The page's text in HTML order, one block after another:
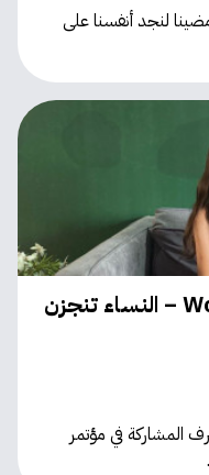
لنجد أنفسنا على
مؤتمر Women Deliver 2023 – النساء تنجزن
20 يوليو) بشرف المشاركة في مؤتمر